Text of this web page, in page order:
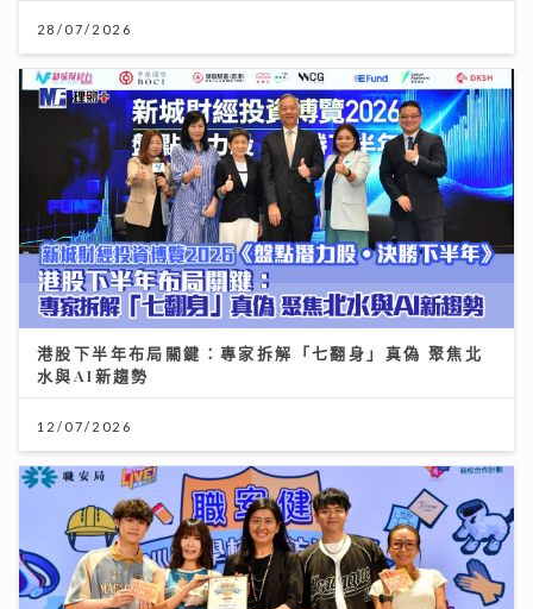
28/07/2026
港股下半年布局關鍵：專家拆解「七翻身」真偽 聚焦北
水與AI新趨勢
12/07/2026